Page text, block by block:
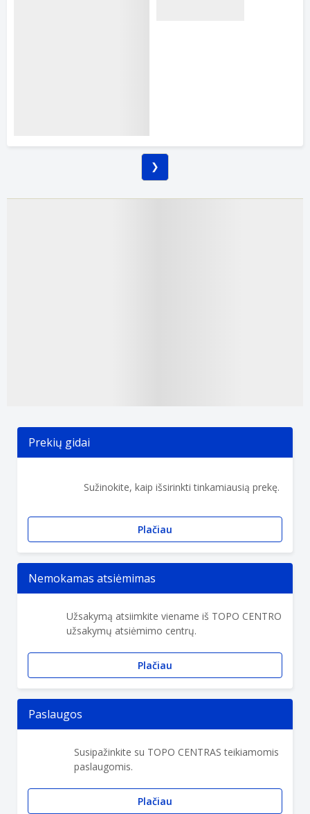
Prekių gidai
Sužinokite, kaip išsirinkti tinkamiausią prekę.
Plačiau
Nemokamas atsiėmimas
Užsakymą atsiimkite viename iš TOPO CENTRO
užsakymų atsiėmimo centrų.
Plačiau
Paslaugos
Susipažinkite su TOPO CENTRAS teikiamomis
paslaugomis.
Plačiau